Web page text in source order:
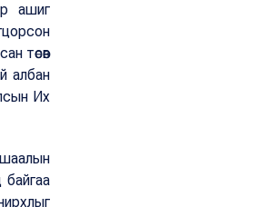
ашиг
төсөв
албан
Их
байгаа